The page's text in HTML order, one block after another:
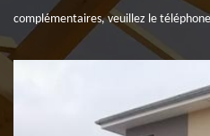
complémentaires, veuillez le